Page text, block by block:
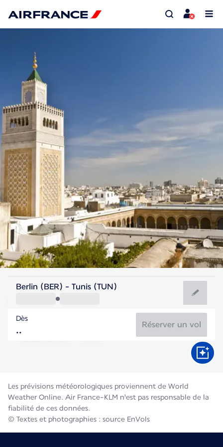
Tunisie
Tunisie
Durée du vol
Berlin (BER) - Tunis (TUN)
Dès
Réserver un vol
Les prévisions météorologiques proviennent de World
Weather Online. Air France-KLM n'est pas responsable de la
fiabilité de ces données.
© Textes et photographies : source EnVols